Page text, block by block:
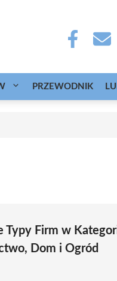
PRZEWODNIK
Typy Firm w
Dom i Ogród